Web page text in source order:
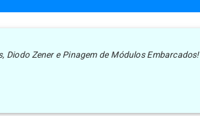
Zener e Pinagem de Módulos Embarcados!